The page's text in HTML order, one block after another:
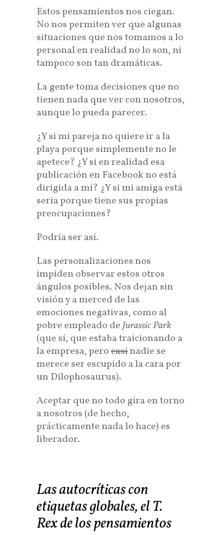
Estos pensamientos nos ciegan.
No nos permiten ver que algunas
situaciones que nos tomamos a lo
personal en realidad no lo son, ni
tampoco son tan dramáticas.
La gente toma decisiones que no
tienen nada que ver con nosotros,
aunque lo pueda parecer.
¿Y si mi pareja no quiere ir a la
playa porque simplemente no le
apetece? ¿Y si en realidad esa
publicación en Facebook no está
dirigida a mí? ¿Y si mi amiga está
seria porque tiene sus propias
preocupaciones?
Podría ser así.
Las personalizaciones nos
impiden observar estos otros
ángulos posibles. Nos dejan sin
visión y a merced de las
emociones negativas, como al
pobre empleado deJurassic Park
(que sí, que estaba traicionando a
la empresa, perocasinadie se
merece ser escupido a la cara por
un Dilophosaurus).
Aceptar que no todo gira en torno
a nosotros (de hecho,
prácticamente nada lo hace) es
liberador.
Las autocríticas con
etiquetas globales, el T.
Rex de los pensamientos